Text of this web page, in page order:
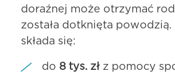
doraźnej może otrzymać
została dotknięta
składa się:
do 8 tys. zł z pomocy